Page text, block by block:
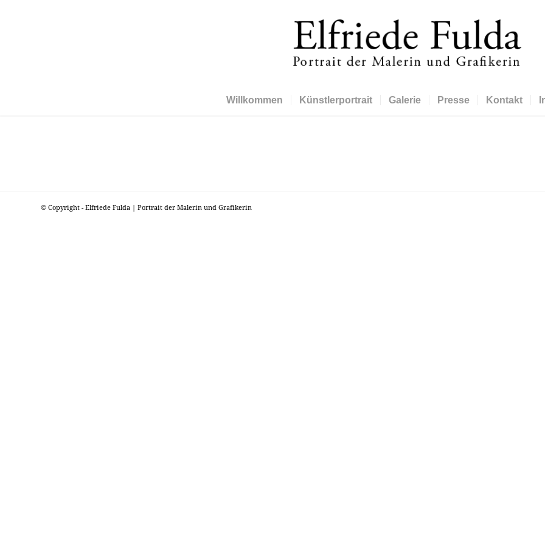
Willkommen Künstlerportrait Galerie Presse Kontakt
© Copyright - Elfriede Fulda | Portrait der Malerin und Grafikerin